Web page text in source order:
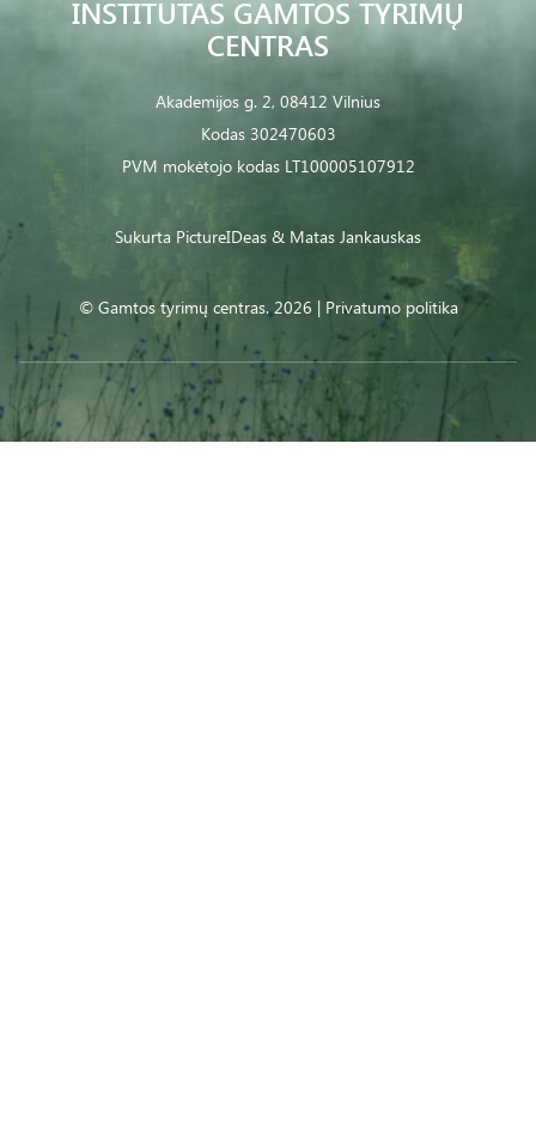
INSTITUTAS GAMTOS TYRIMŲ
CENTRAS
Akademijos g. 2, 08412 Vilnius
Kodas 302470603
PVM mokėtojo kodas LT100005107912
© Gamtos tyrimų centras. 2026 | Privatumo politika
Sukurta PictureIDeas & Matas Jankauskas